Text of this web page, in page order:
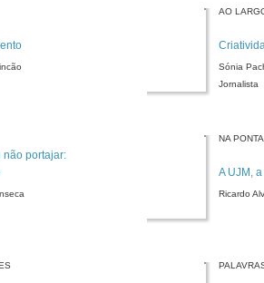
AO
Sónia
Jornalista
não portajar:
NA
A UJM,
Ricardo